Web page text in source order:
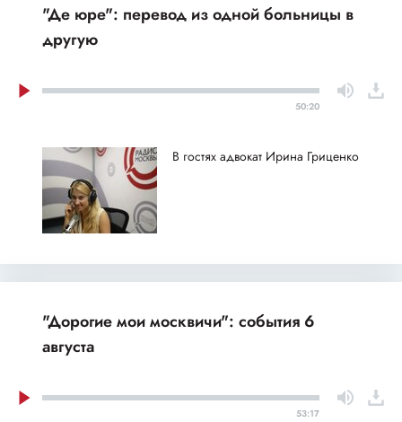
"Де юре": перевод из одной больницы в
другую
50:20
В гостях адвокат Ирина Гриценко
"Дорогие мои москвичи": события 6
августа
53:17